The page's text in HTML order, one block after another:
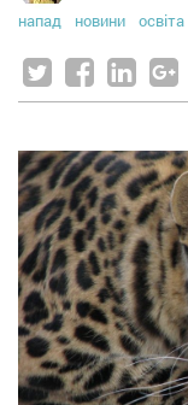
напад
новини освіта